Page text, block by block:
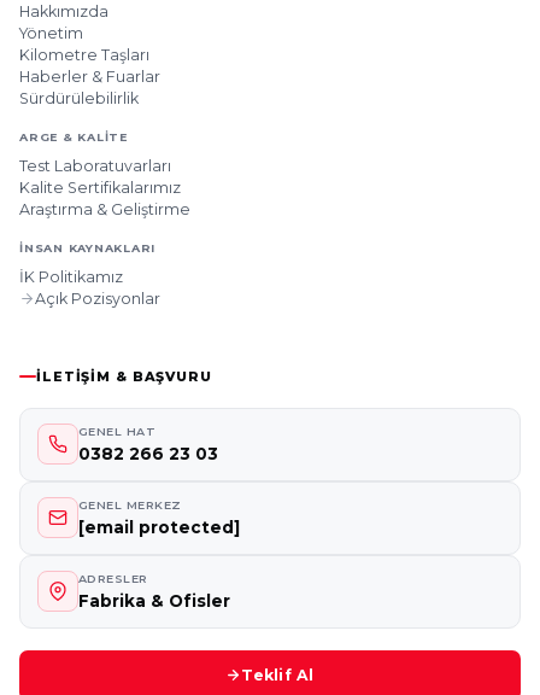
Hakkımızda
Yönetim
Kilometre Taşları
Haberler & Fuarlar
Sürdürülebilirlik
ARGE & KALITE
Test Laboratuvarları
Kalite Sertifikalarımız
Araştırma & Geliştirme
İNSAN KAYNAKLARI
İK Politikamız
Açık Pozisyonlar
İLETIŞIM & BAŞVURU
GENEL HAT
0382 266 23 03
GENEL MERKEZ
[email protected]
ADRESLER
Fabrika & Ofisler
Teklif Al